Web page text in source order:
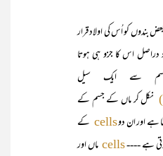
کو اُس کی اولاد قرار
دراصل اس کا جزو ہی ہوتا
سے ایک سیل
نکل کر ماں کے جسم کے
ہے اور ان دوcells کے
ہے ----cells ماں اور